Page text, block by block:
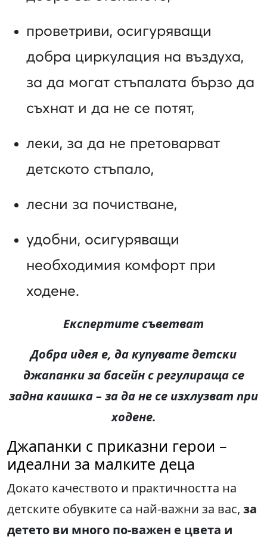
проветриви, осигуряващи
добра циркулация на въздуха,
за да могат стъпалата бързо да
съхнат и да не се потят,
леки, за да не претоварват
детското стъпало,
лесни за почистване,
удобни, осигуряващи
необходимия комфорт при
ходене.
Експертите съветват
Добра идея е, да купувате детски
джапанки за басейн с регулираща се
задна каишка – за да не се изхлузват при
ходене.
Джапанки с приказни герои –
идеални за малките деца
Докато качеството и практичността на
детските обувките са най-важни за вас, за
детето ви много по-важен е цвета и